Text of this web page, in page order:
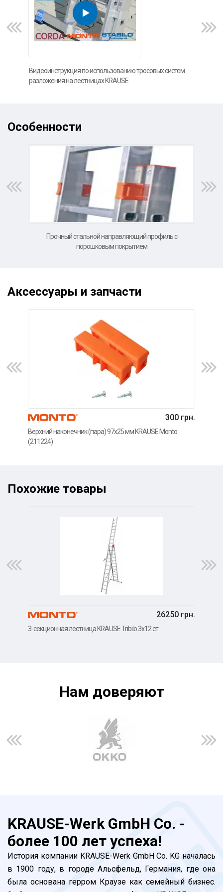
Видеоинструкция по использованию тросовых систем
разложения на лестницах KRAUSE
Особенности
Прочный стальной направляющий профиль с
порошковым покрытием
Аксессуары и запчасти
300 грн.
Верхний наконечник (пара) 97x25 мм KRAUSE Monto
(211224)
Похожие товары
26250 грн.
3-секционная лестница KRAUSE Tribilo 3х12 ст.
Нам доверяют
KRAUSE-Werk GmbH Co. -
более 100 лет успеха!
История компании KRAUSE-Werk GmbH Co. KG началась
в 1900 году, в городе Альсфельд, Германия, где она
была основана герром Краузе как семейный бизнес.